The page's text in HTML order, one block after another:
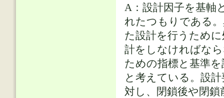
A：設計因子を基軸
れたつもりである
た設計を行うため
計をしなければな
ための指標と基準
と考えている。設
対し、閉鎖後や閉